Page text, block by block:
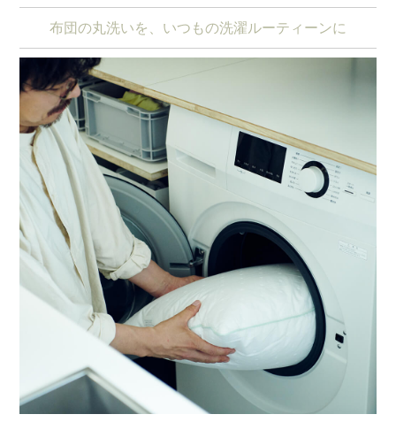
布団の丸洗いを、いつもの洗濯ルーティーンに